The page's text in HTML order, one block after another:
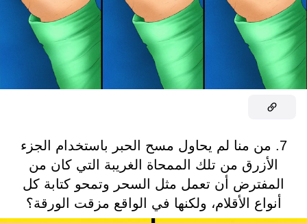
7. من منا لم يحاول مسح الحبر باستخدام الجزء
الأزرق من تلك الممحاة الغريبة التي كان من
المفترض أن تعمل مثل السحر وتمحو كتابة كل
أنواع الأقلام، ولكنها في الواقع مزقت الورقة؟